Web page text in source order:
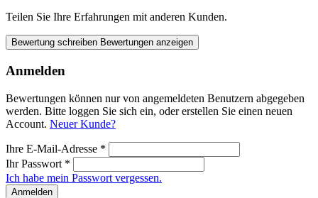
Teilen Sie Ihre Erfahrungen mit anderen Kunden.
Bewertung schreiben Bewertungen anzeigen
Anmelden
Bewertungen können nur von angemeldeten Benutzern abgegeben
werden. Bitte loggen Sie sich ein, oder erstellen Sie einen neuen
Account. Neuer Kunde?
Ihre E-Mail-Adresse *
Ihr Passwort *
Ich habe mein Passwort vergessen.
Anmelden